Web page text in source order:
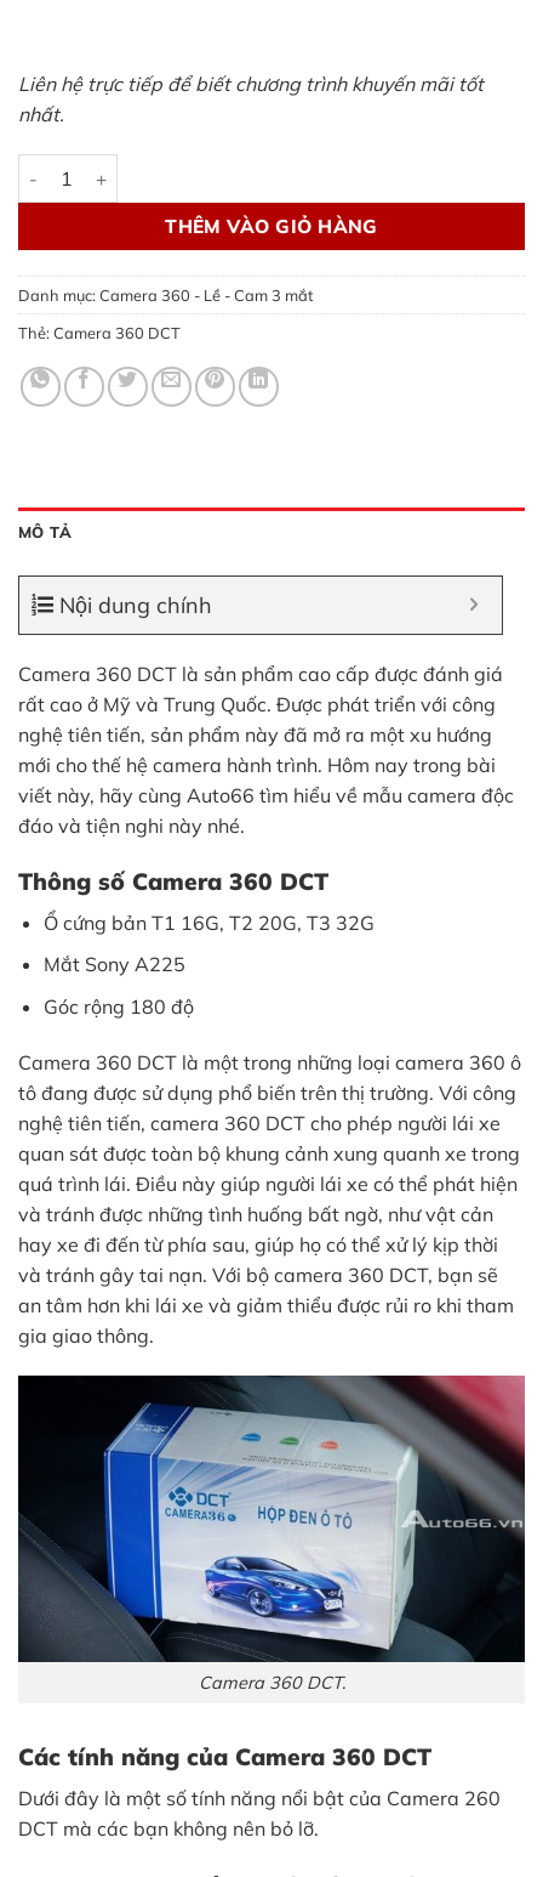
Liên hệ trực tiếp để biết chương trình khuyến mãi tốt
nhất.
Camera 360 DCT chính hãng, uy tín tại TPHCM số lượng
THÊM VÀO GIỎ HÀNG
Danh mục: Camera 360 - Lề - Cam 3 mắt
Thẻ: Camera 360 DCT
MÔ TẢ
Nội dung chính
Camera 360 DCT là sản phẩm cao cấp được đánh giá
rất cao ở Mỹ và Trung Quốc. Được phát triển với công
nghệ tiên tiến, sản phẩm này đã mở ra một xu hướng
mới cho thế hệ camera hành trình. Hôm nay trong bài
viết này, hãy cùng Auto66 tìm hiểu về mẫu camera độc
đáo và tiện nghi này nhé.
Thông số Camera 360 DCT
Ổ cứng bản T1 16G, T2 20G, T3 32G
Mắt Sony A225
Góc rộng 180 độ
Camera 360 DCT là một trong những loại camera 360 ô
tô đang được sử dụng phổ biến trên thị trường. Với công
nghệ tiên tiến, camera 360 DCT cho phép người lái xe
quan sát được toàn bộ khung cảnh xung quanh xe trong
quá trình lái. Điều này giúp người lái xe có thể phát hiện
và tránh được những tình huống bất ngờ, như vật cản
hay xe đi đến từ phía sau, giúp họ có thể xử lý kịp thời
và tránh gây tai nạn. Với bộ camera 360 DCT, bạn sẽ
an tâm hơn khi lái xe và giảm thiểu được rủi ro khi tham
gia giao thông.
Camera 360 DCT.
Các tính năng của Camera 360 DCT
Dưới đây là một số tính năng nổi bật của Camera 260
DCT mà các bạn không nên bỏ lỡ.